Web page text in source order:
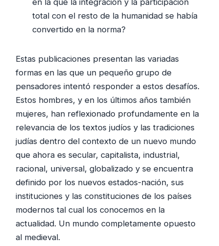
total con el resto de la humanidad se había
convertido en la norma?
Estas publicaciones presentan las variadas
formas en las que un pequeño grupo de
pensadores intentó responder a estos desafíos.
Estos hombres, y en los últimos años también
mujeres, han reflexionado profundamente en la
relevancia de los textos judíos y las tradiciones
judías dentro del contexto de un nuevo mundo
que ahora es secular, capitalista, industrial,
racional, universal, globalizado y se encuentra
definido por los nuevos estados-nación, sus
instituciones y las constituciones de los países
modernos tal cual los conocemos en la
actualidad. Un mundo completamente opuesto
al medieval.